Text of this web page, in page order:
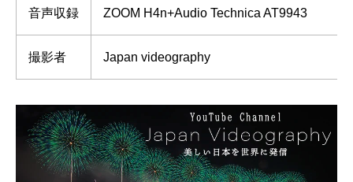
音声収録 ZOOM H4n+Audio Technica AT9943
撮影者 Japan videography